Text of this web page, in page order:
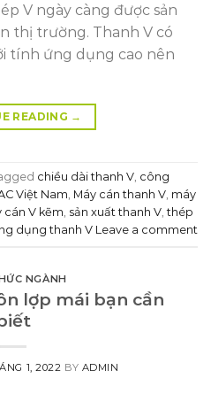
V ngày càng được sản
thị trường. Thanh V có
tính ứng dụng cao nên
READING →
chiều dài thanh V, công
Việt Nam, Máy cán thanh V, máy
cán V kẽm, sản xuất thanh V,thép
dụng thanh V Leave a comment
NGÀNH
lợp mái bạn cần
1, 2022 BY ADMIN